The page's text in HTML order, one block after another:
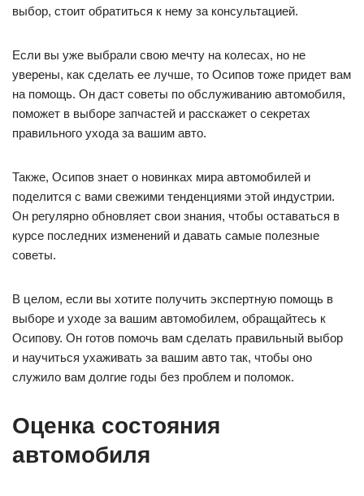
выбор, стоит обратиться к нему за консультацией.
Если вы уже выбрали свою мечту на колесах, но не
уверены, как сделать ее лучше, то Осипов тоже придет вам
на помощь. Он даст советы по обслуживанию автомобиля,
поможет в выборе запчастей и расскажет о секретах
правильного ухода за вашим авто.
Также, Осипов знает о новинках мира автомобилей и
поделится с вами свежими тенденциями этой индустрии.
Он регулярно обновляет свои знания, чтобы оставаться в
курсе последних изменений и давать самые полезные
советы.
В целом, если вы хотите получить экспертную помощь в
выборе и уходе за вашим автомобилем, обращайтесь к
Осипову. Он готов помочь вам сделать правильный выбор
и научиться ухаживать за вашим авто так, чтобы оно
служило вам долгие годы без проблем и поломок.
Оценка состояния
автомобиля